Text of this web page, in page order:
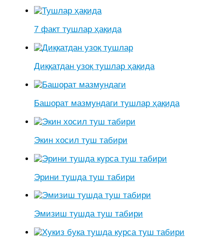
7 факт тушлар ҳақида
Диққатдан узоқ тушлар ҳақида
Башорат мазмундаги тушлар ҳақида
Экин хосил туш табири
Эрини тушда туш табири
Эмизиш тушда туш табири